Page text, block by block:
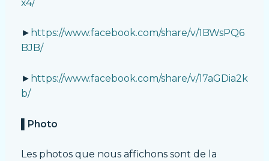
x4/
► https://www.facebook.com/share/v/1BWsPQ6
BJB/
► https://www.facebook.com/share/v/17aGDia2k
b/
▌Photo
Les photos que nous affichons sont de la